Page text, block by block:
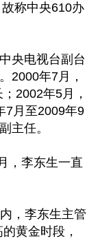
称中央610办
央电视台副台
2000年7月，
2002年5月，
7月至2009年9
主任。
，李东生一直
，李东生主管
黄金时段，